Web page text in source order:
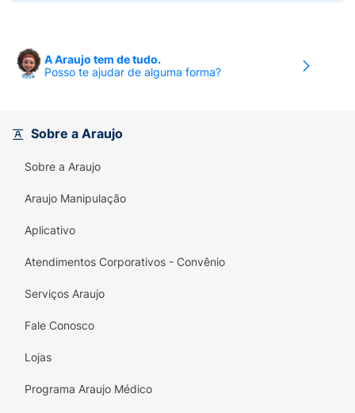
A Araujo tem de tudo.
Posso te ajudar de alguma forma?
Sobre a Araujo
Sobre a Araujo
Araujo Manipulação
Aplicativo
Atendimentos Corporativos - Convênio
Serviços Araujo
Fale Conosco
Lojas
Programa Araujo Médico